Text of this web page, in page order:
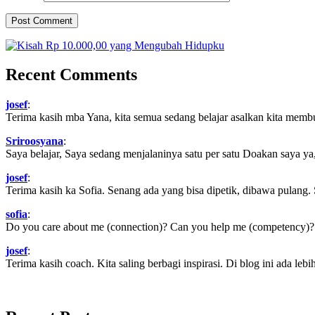
Recent Comments
josef:
Terima kasih mba Yana, kita semua sedang belajar asalkan kita
Sriroosyana:
Saya belajar, Saya sedang menjalaninya satu per satu Doakan saya
josef:
Terima kasih ka Sofia. Senang ada yang bisa dipetik, dibawa pulang.
sofia:
Do you care about me (connection)? Can you help me
josef:
Terima kasih coach. Kita saling berbagi inspirasi. Di blog ini ada